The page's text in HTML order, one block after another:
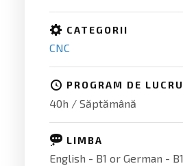
CATEGORII
CNC
PROGRAM DE LUCRU
40h / Săptămână
LIMBA
English - B1 or German - B1